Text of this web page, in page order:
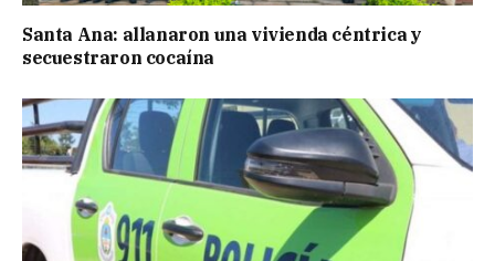
Santa Ana: allanaron una vivienda céntrica y
secuestraron cocaína